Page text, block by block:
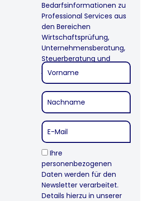
Bedarfsinformationen zu
Professional Services aus
den Bereichen
Wirtschaftsprüfung,
Unternehmensberatung,
Steuerberatung und
juristische Fachexpertise.
Ihre
personenbezogenen
Daten werden für den
Newsletter verarbeitet.
Details hierzu in unserer